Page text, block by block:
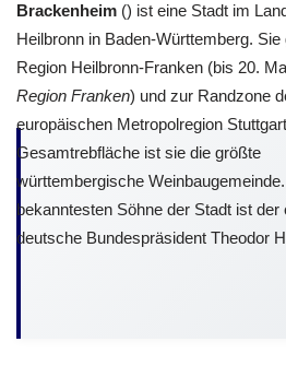
Brackenheim () ist eine Stadt im
Heilbronn in Baden-Württemberg. Sie
Region Heilbronn-Franken (bis 20.
Region Franken) und zur Randzone
europäischen Metropolregion
Gesamtrebfläche ist sie die größte
württembergische
bekanntesten Söhne der Stadt ist der
deutsche Bundespräsident Theodor